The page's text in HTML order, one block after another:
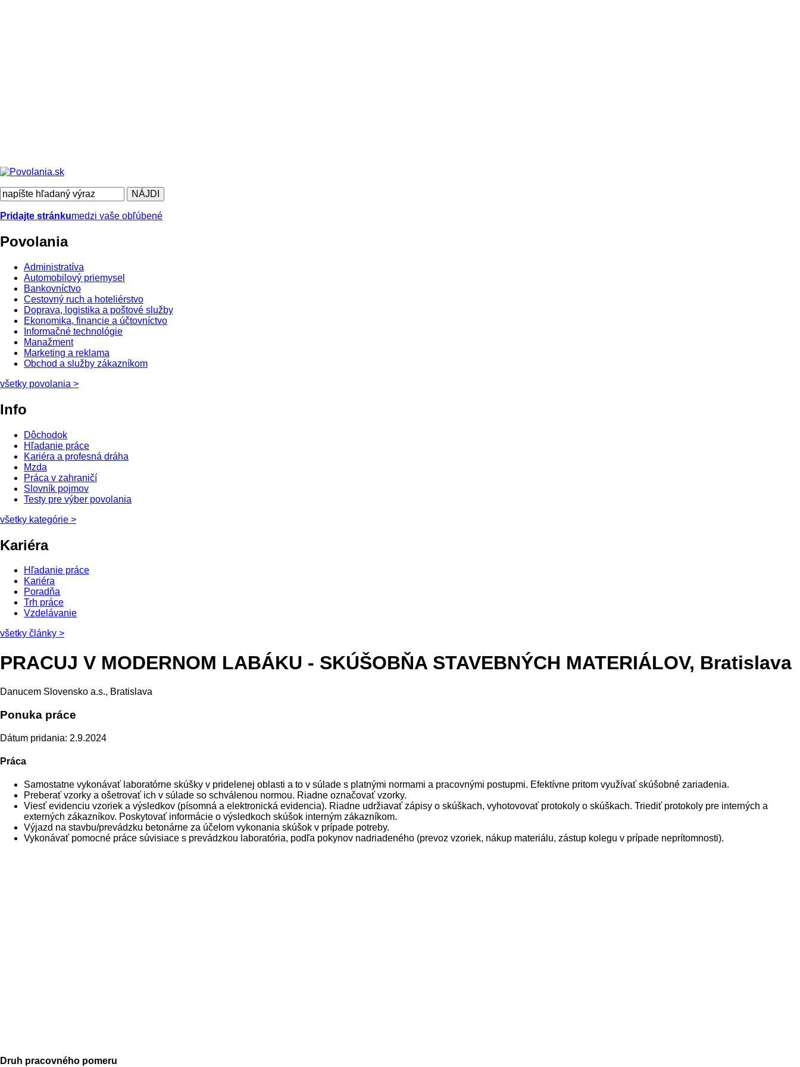
Pridajte stránkumedzi vaše obľúbené
Povolania
Administratíva
Automobilový priemysel
Bankovníctvo
Cestovný ruch a hoteliérstvo
Doprava, logistika a poštové služby
Ekonomika, financie a účtovníctvo
Informačné technológie
Manažment
Marketing a reklama
Obchod a služby zákazníkom
všetky povolania >
Info
Dôchodok
Hľadanie práce
Kariéra a profesná dráha
Mzda
Práca v zahraničí
Slovník pojmov
Testy pre výber povolania
všetky kategórie >
Kariéra
Hľadanie práce
Kariéra
Poradňa
Trh práce
Vzdelávanie
všetky články >
PRACUJ V MODERNOM LABÁKU - SKÚŠOBŇA STAVEBNÝCH MATERIÁLOV, Bratislava
Danucem Slovensko a.s., Bratislava
Ponuka práce
Dátum pridania: 2.9.2024
Práca
Samostatne vykonávať laboratórne skúšky v pridelenej oblasti a to v súlade s platnými normami a pracovnými postupmi. Efektívne pritom využívať skúšobné zariadenia.
Preberať vzorky a ošetrovať ich v súlade so schválenou normou. Riadne označovať vzorky.
Viesť evidenciu vzoriek a výsledkov (písomná a elektronická evidencia). Riadne udržiavať zápisy o skúškach, vyhotovovať protokoly o skúškach. Triediť protokoly pre interných a
externých zákazníkov. Poskytovať informácie o výsledkoch skúšok interným zákazníkom.
Výjazd na stavbu/prevádzku betonárne za účelom vykonania skúšok v prípade potreby.
Vykonávať pomocné práce súvisiace s prevádzkou laboratória, podľa pokynov nadriadeného (prevoz vzoriek, nákup materiálu, zástup kolegu v prípade neprítomnosti).
Druh pracovného pomeru